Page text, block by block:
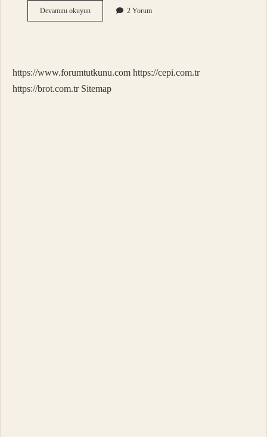
Devamını okuyunAha
Bha
2 Yorum
https://www.forumtutkunu.com https://cepi.com.tr
https://brot.com.tr Sitemap